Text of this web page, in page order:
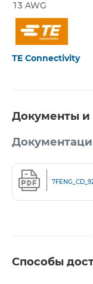
13 AWG
TE Connectivity
Документы и
Способы